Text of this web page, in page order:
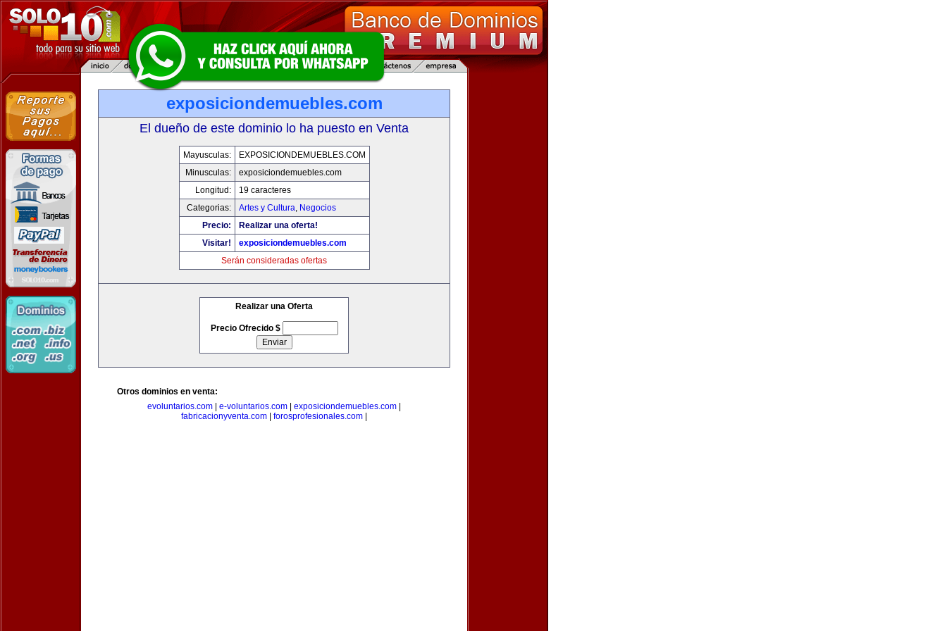
exposiciondemuebles.com
El dueño de este dominio lo ha puesto en Venta
Mayusculas:
EXPOSICIONDEMUEBLES.COM
Minusculas:
exposiciondemuebles.com
Longitud:
19 caracteres
Categorias:
Artes y Cultura, Negocios
Precio:
Realizar una oferta!
Visitar!
exposiciondemuebles.com
Serán consideradas ofertas
Realizar una Oferta
Precio Ofrecido $
Otros dominios en venta:
evoluntarios.com
e-voluntarios.com exposiciondemuebles.com
fabricacionyventa.com
forosprofesionales.com